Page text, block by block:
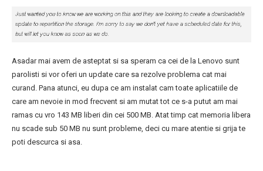
Asadar mai avem de asteptat si sa speram ca cei de la Lenovo sunt
parolisti si vor oferi un update care sa rezolve problema cat mai
curand. Pana atunci, eu dupa ce am instalat cam toate aplicatiile de
care am nevoie in mod frecvent si am mutat tot ce s-a putut am mai
ramas cu vro 143 MB liberi din cei 500 MB. Atat timp cat memoria libera
nu scade sub 50 MB nu sunt probleme, deci cu mare atentie si grija te
poti descurca si asa.